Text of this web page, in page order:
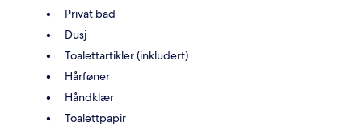
Privat bad
Dusj
Toalettartikler (inkludert)
Hårføner
Håndklær
Toalettpapir